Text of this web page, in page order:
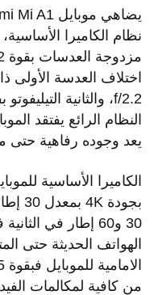
نظام الكاميرا
اختلاف العدسة الأولى
النظام الرائع يفتقد
يعد وجوده رفاهية حتى
الكاميرا الأساسية
30 و60 إطار في
الهواتف الحديثة حتى
من كافية لمكالمات